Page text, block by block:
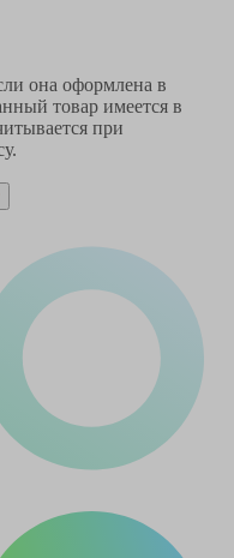
она оформлена в
товар имеется в
при